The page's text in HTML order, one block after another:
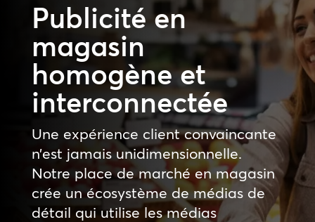
Publicité en
magasin
homogène et
interconnectée
Une expérience client convaincante
n’est jamais unidimensionnelle.
Notre place de marché en magasin
crée un écosystème de médias de
détail qui utilise les médias